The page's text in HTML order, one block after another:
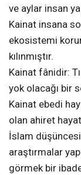
ve aylar insan
Kainat insana
ekosistemi
kılınmıştır.
Kainat fânidir:
yok olacağı bir
Kainat ebedi
olan ahiret
İslam
araştırmalar
görmek bir